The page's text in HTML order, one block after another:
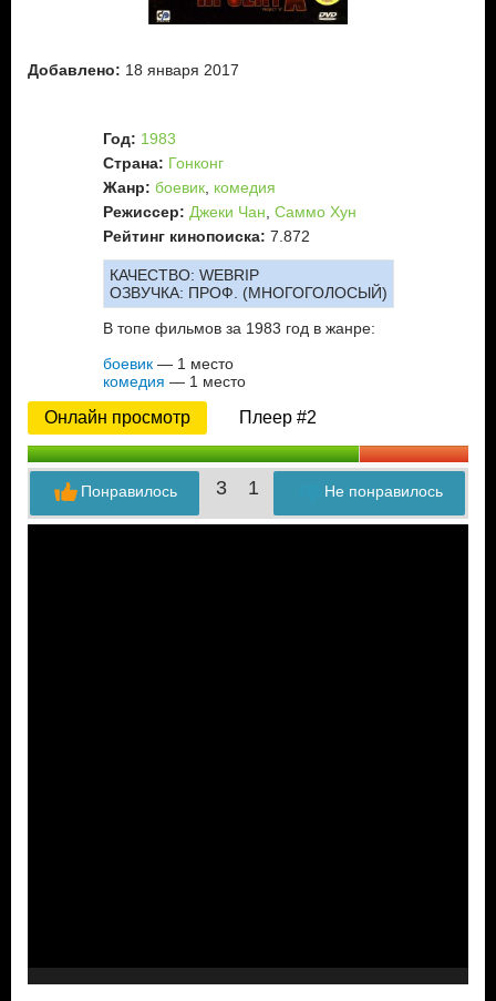
Добавлено: 18 января 2017
Год: 1983
Страна: Гонконг
Жанр: боевик, комедия
Режиссер: Джеки Чан Саммо Хун
Рейтинг кинопоиска: 7.872
КАЧЕСТВО: WEBRIP
ОЗВУЧКА: ПРОФ. (МНОГОГОЛОСЫЙ)
В топе фильмов за 1983 год в жанре:
боевик— 1 место
комедия — 1 место
Онлайн просмотр Плеер #2
3 1 Не понравилось
Понравилось